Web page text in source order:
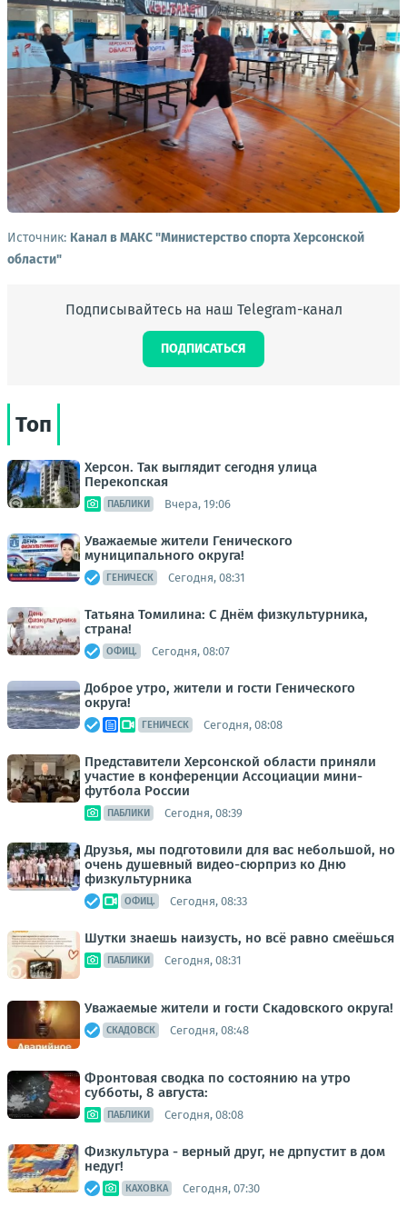
Источник: Канал в МАКС "Министерство спорта Херсонской
области"
Подписывайтесь на наш Telegram-канал
ПОДПИСАТЬСЯ
Топ
Херсон. Так выглядит сегодня улица
Перекопская
ПАБЛИКИ Вчера, 19:06
Уважаемые жители Генического
муниципального округа!
ГЕНИЧЕСК Сегодня, 08:31
Татьяна Томилина: С Днём физкультурника,
страна!
ОФИЦ. Сегодня, 08:07
Доброе утро, жители и гости Генического
округа!
ГЕНИЧЕСК Сегодня, 08:08
Представители Херсонской области приняли
участие в конференции Ассоциации мини-
футбола России
ПАБЛИКИ Сегодня, 08:39
Друзья, мы подготовили для вас небольшой, но
очень душевный видео-сюрприз ко Дню
физкультурника
ОФИЦ. Сегодня, 08:33
Шутки знаешь наизусть, но всё равно смеёшься
ПАБЛИКИ Сегодня, 08:31
Уважаемые жители и гости Скадовского округа!
СКАДОВСК Сегодня, 08:48
Фронтовая сводка по состоянию на утро
субботы, 8 августа:
ПАБЛИКИ Сегодня, 08:08
Физкультура - верный друг, не дрпустит в дом
недуг!
КАХОВКА Сегодня, 07:30